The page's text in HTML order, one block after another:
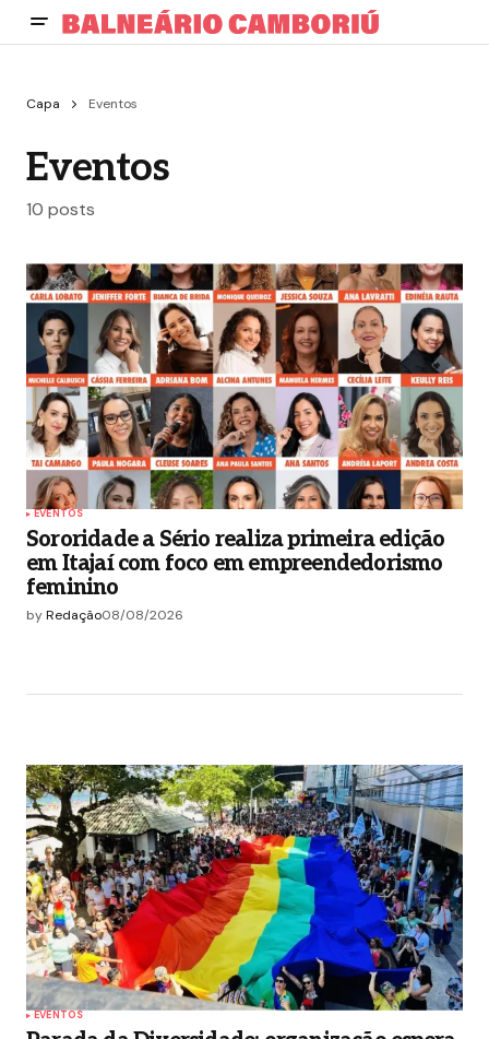
Capa Eventos
Eventos
10 posts
EVENTOS
Sororidade a Sério realiza primeira edição
em Itajaí com foco em empreendedorismo
feminino
byRedação08/08/2026
EVENTOS